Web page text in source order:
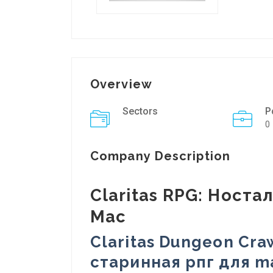
Overview
Sectors
0
Company Description
Claritas RPG:
Mac
Claritas Dungeon
старинная рпг для